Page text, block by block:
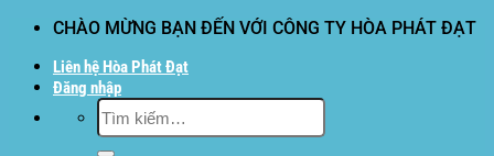
dung
CHÀO MỪNG BẠN ĐẾN VỚI CÔNG TY HÒA PHÁT ĐẠT
Liên hệ Hòa Phát Đạt
Đăng nhập
Tìm
kiếm: